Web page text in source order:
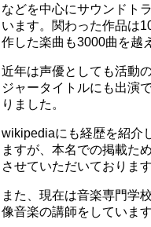
などを中心にサウンドト
います。関わった作品は
作した楽曲も3000曲を越
近年は声優としても活動
ジャータイトルにも出演
りました。
wikipediaにも経歴を紹介
ますが、本名での掲載た
させていただいております
また、現在は音楽専門学
像音楽の講師をしています